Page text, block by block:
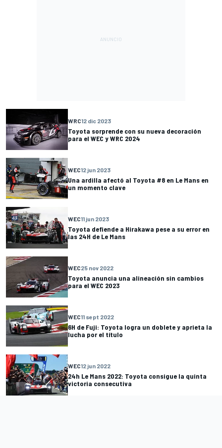
WRC12 dic 2023
Toyota sorprende con su nueva decoración
para el WEC y WRC 2024
WEC12 jun 2023
Una ardilla afectó al Toyota #8 en Le Mans en
un momento clave
WEC11 jun 2023
Toyota defiende a Hirakawa pese a su error en
las 24H de Le Mans
WEC25 nov 2022
Toyota anuncia una alineación sin cambios
para el WEC 2023
WEC11 sept 2022
6H de Fuji: Toyota logra un doblete y aprieta la
lucha por el título
WEC12 jun 2022
24h Le Mans 2022: Toyota consigue la quinta
victoria consecutiva